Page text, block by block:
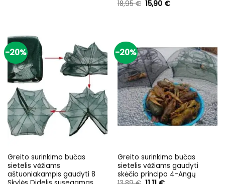
18,95€ Original
price
15,90 €Current
-20%
Greito surinkimo bučas
sietelis vėžiams
aštuoniakampis gaudyti 8
-20%
Greito surinkimo bučas
sietelis vėžiams gaudyti
skėčio principo 4-Angų